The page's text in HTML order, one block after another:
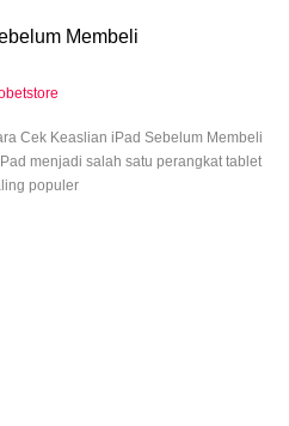
Membeli
Cek Keaslian iPad Sebelum Membeli
menjadi salah satu perangkat tablet
populer